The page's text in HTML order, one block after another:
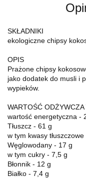
SKŁADNIKI
ekologiczne chipsy
OPIS
Prażone chipsy
jako dodatek do musli i
wypieków.
WARTOŚĆ
wartość energetyczna -
Tłuszcz - 61 g
w tym kwasy
Węglowodany - 17 g
w tym cukry - 7,5 g
Błonnik - 12 g
Białko - 7,4 g